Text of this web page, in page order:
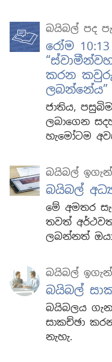
බයිබල් පද
රෝම
කරන
ලබන්නේය”
ජාතිය,
ලබාගෙන
හැමෝටම
බයිබල්
බයිබල්
මේ අමතර
තවත්
ලබන්නත්
බයිබල්
බයිබල්
බයිබලය
සාකච්ඡා
නැහැ.